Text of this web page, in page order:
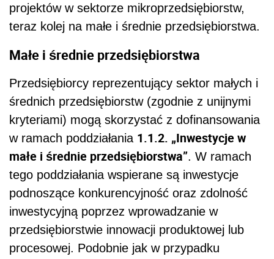
projektów w sektorze mikroprzedsiębiorstw,
teraz kolej na małe i średnie przedsiębiorstwa.
Małe i średnie przedsiębiorstwa
Przedsiębiorcy reprezentujący sektor małych i
średnich przedsiębiorstw (zgodnie z unijnymi
kryteriami) mogą skorzystać z dofinansowania
w ramach poddziałania 1.1.2. „Inwestycje w
małe i średnie przedsiębiorstwa”. W ramach
tego poddziałania wspierane są inwestycje
podnoszące konkurencyjność oraz zdolność
inwestycyjną poprzez wprowadzanie w
przedsiębiorstwie innowacji produktowej lub
procesowej. Podobnie jak w przypadku